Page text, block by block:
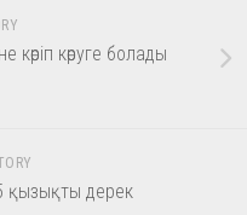
көріп көруге болады
қызықты дерек